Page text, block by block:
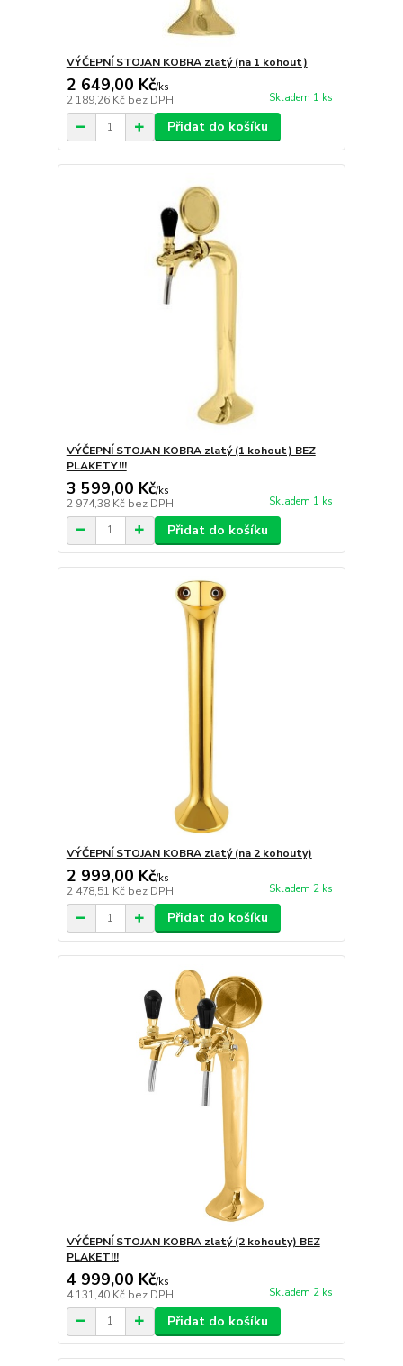
VÝČEPNÍ STOJAN KOBRA zlatý (na 1 kohout)
2 649,00 Kč/ks
2 189,26 Kč bez DPH Skladem 1 ks
Přidat do košíku
VÝČEPNÍ STOJAN KOBRA zlatý (1 kohout) BEZ
PLAKETY!!!
3 599,00 Kč/ks
2 974,38 Kč bez DPH Skladem 1 ks
Přidat do košíku
VÝČEPNÍ STOJAN KOBRA zlatý (na 2 kohouty)
2 999,00 Kč/ks
2 478,51 Kč bez DPH Skladem 2 ks
Přidat do košíku
VÝČEPNÍ STOJAN KOBRA zlatý (2 kohouty) BEZ
PLAKET!!!
4 999,00 Kč/ks
4 131,40 Kč bez DPH Skladem 2 ks
Přidat do košíku